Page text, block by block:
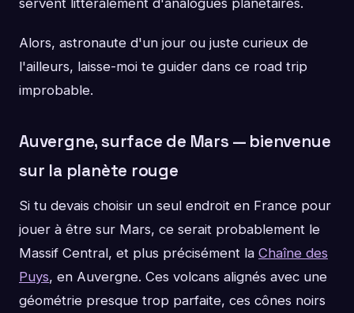
servent littéralement d'analogues planétaires.
Alors, astronaute d'un jour ou juste curieux de
l'ailleurs, laisse-moi te guider dans ce road trip
improbable.
Auvergne, surface de Mars — bienvenue
sur la planète rouge
Si tu devais choisir un seul endroit en France pour
jouer à être sur Mars, ce serait probablement le
Massif Central, et plus précisément la Chaîne des
Puys, en Auvergne. Ces volcans alignés avec une
géométrie presque trop parfaite, ces cônes noirs